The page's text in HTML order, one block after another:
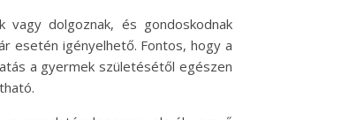
dolgoznak, és gondoskodnak
esetén igényelhető. Fontos, hogy a
a gyermek születésétől egészen